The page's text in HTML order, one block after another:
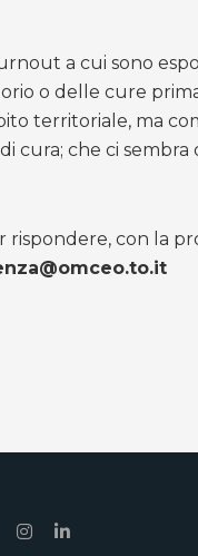
a cui sono
o delle cure
territoriale, ma
cura; che ci sembra
rispondere, con la